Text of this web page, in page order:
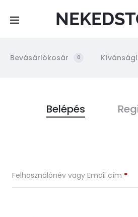
Bevásárlókosár 0
d
Belépés
Felhasználónév vagy Email cím *